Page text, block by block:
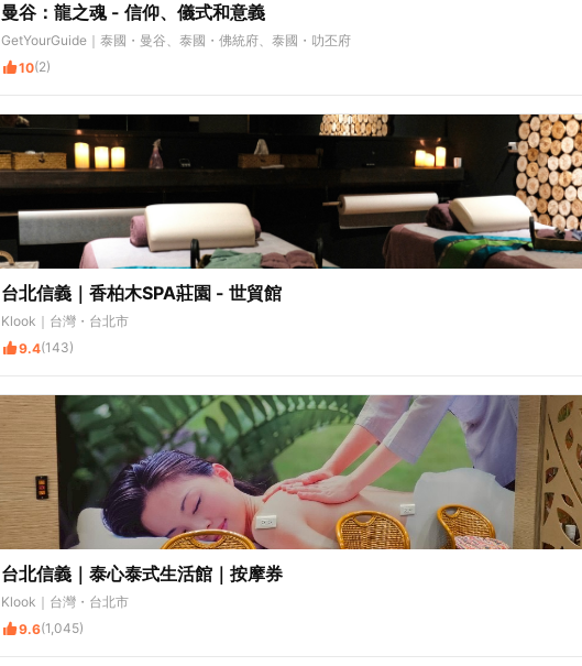
曼谷：龍之魂 - 信仰、儀式和意義
GetYourGuide ｜泰國・曼谷、泰國・佛統府、泰國・叻丕府
10(2)
台北信義｜香柏木SPA莊園 - 世貿館
Klook ｜台灣・台北市
9.4(143)
台北信義｜泰心泰式生活館｜按摩券
Klook ｜台灣・台北市
9.6(1,045)